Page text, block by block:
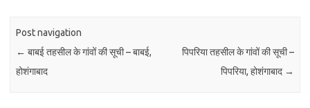
Post navigation
← बाबई तहसील के गांवों की सूची – बाबई,
होशंगाबाद
पिपरिया तहसील के गांवों की सूची –
पिपरिया, होशंगाबाद →